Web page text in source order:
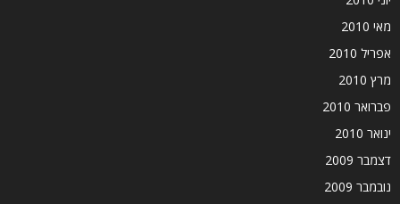
מאי 2010
אפריל 2010
מרץ 2010
פברואר 2010
ינואר 2010
דצמבר 2009
נובמבר 2009